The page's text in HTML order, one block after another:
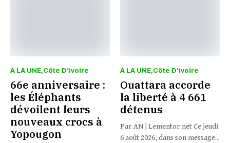
À LA UNE Côte D’ivoire
66e anniversaire :
les Éléphants
dévoilent leurs
nouveaux crocs à
Yopougon
À LA UNE Côte D’ivoire
Ouattara accorde
la liberté à 4 661
détenus
Par AN | Lementor.net Ce jeudi
6 août 2026, dans son message...